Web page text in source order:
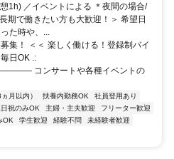
1h) ／イベントによる ＊夜間の場合/
期で働きたい方も大歓迎！＞ 希望日
た時や、...
集！ ＜＜ 楽しく働ける！登録制バイ
日OK .:
コンサートや各種イベントの
月以内） 扶養内勤務OK
社員登用あり
日祝のみOK 主婦・主夫歓迎
フリーター歓迎
OK 学生歓迎 経験不問
未経験者歓迎